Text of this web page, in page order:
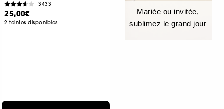
3433
25,00€
2 teintes disponibles
Mariée ou invitée,
sublimez le grand jour